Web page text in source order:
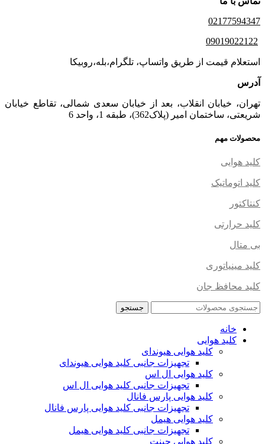
02177594347
09019022122
استعلام قیمت از طریق واتساپ، تلگرام،بله،روبیکا
آدرس
تهران، خیابان انقلاب، بعد از خیابان سعدی شمالی، تقاطع خیابان
شریعتی، ساختمان امیر (پلاک362)، طبقه 1، واحد 6
محصولات مهم
کلید هوایی
کلید اتوماتیک
کنتاکتور
کلید حرارتی
بی متال
کلید مینیاتوری
کلید محافظ جان
جستجو
خانه
کلید هوایی
کلید هوایی هیوندای
تجهیزات جانبی کلید هوایی هیوندای
کلید هوایی ال اس
تجهیزات جانبی کلید هوایی ال اس
کلید هوایی پارس فانال
تجهیزات جانبی کلید هوایی پارس فانال
کلید هوایی هیمل
تجهیزات جانبی کلید هوایی هیمل
کلید هوایی چینت